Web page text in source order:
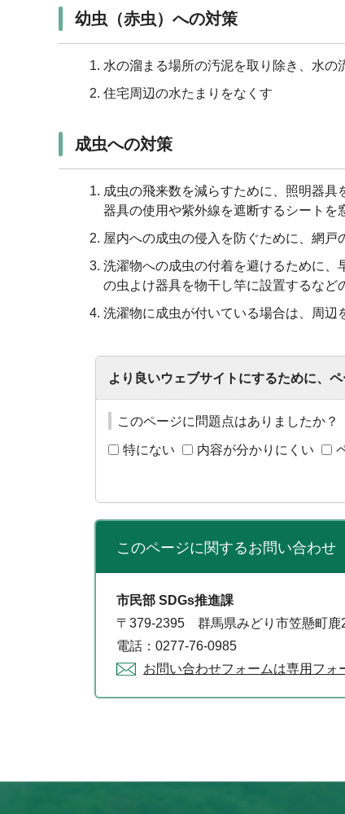
幼虫（赤虫）への対策
水の溜まる場所の汚泥を取り除き、水の
住宅周辺の水たまりをなくす
成虫への対策
成虫の飛来数を減らすために、照明器
器具の使用や紫外線を遮断するシートを
屋内への成虫の侵入を防ぐために、網
洗濯物への成虫の付着を避けるために、
の虫よけ器具を物干し竿に設置するなど
洗濯物に成虫が付いている場合は、周辺
より良いウェブサイトにするために、
このページに問題点はありましたか？
特にない 内容が分かりにくい
このページに関するお問い合わせ
市民部 SDGs推進課
〒379-2395 群馬県みどり市笠懸町鹿
電話：0277-76-0985
お問い合わせフォームは専用フォ